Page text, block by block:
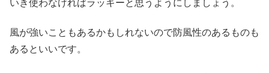
いき使わなければラッキーと思うようにしましょう。
風が強いこともあるかもしれないので防風性のあるものも
あるといいです。